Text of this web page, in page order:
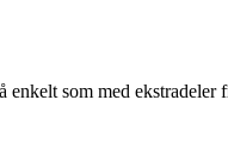
som med